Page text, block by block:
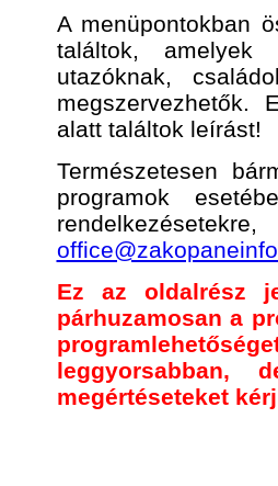
A menüpontokban
találtok, amelyek
utazóknak,
alatt találtok leírást!
Természetesen
programok
Ez az oldalrész
párhuzamosan a
leggyorsabban,
megértéseteket